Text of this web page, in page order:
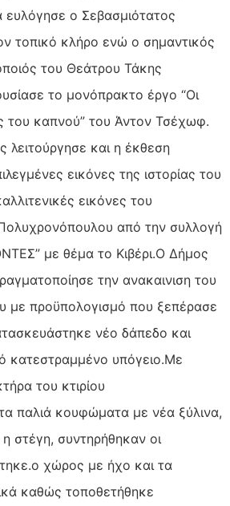
ευλόγησε ο Σεβασμιότατος
τοπικό κλήρο ενώ ο σημαντικός
του Θεάτρου Τάκης
το μονόπρακτο έργο “Οι
του καπνού” του Άντον Τσέχωφ.
λειτούργησε και η έκθεση
εικόνες της ιστορίας του
εικόνες του
από την συλλογή
με θέμα το Κιβέρι.Ο Δήμος
την ανακαινιση του
με προϋπολογισμό που ξεπέρασε
νέο δάπεδο και
κατεστραμμένο υπόγειο.Με
του κτιρίου
παλιά κουφώματα με νέα ξύλινα,
στέγη, συντηρήθηκαν οι
χώρος με ήχο και τα
καθώς τοποθετήθηκε